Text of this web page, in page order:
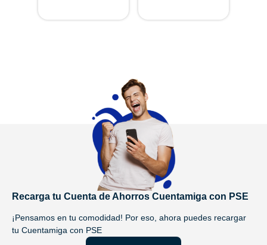
Recarga tu Cuenta de Ahorros Cuentamiga con PSE
¡Pensamos en tu comodidad! Por eso, ahora puedes recargar
tu Cuentamiga con PSE